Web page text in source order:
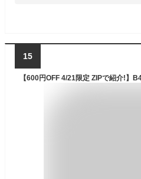
15